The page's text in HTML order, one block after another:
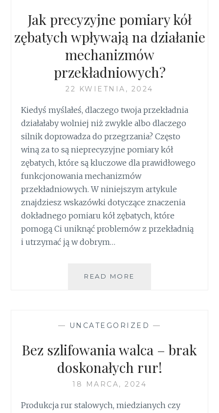
Jak precyzyjne pomiary kół
zębatych wpływają na działanie
mechanizmów
przekładniowych?
22 KWIETNIA, 2024
Kiedyś myślałeś, dlaczego twoja przekładnia
działałaby wolniej niż zwykle albo dlaczego
silnik doprowadza do przegrzania? Często
winą za to są nieprecyzyjne pomiary kół
zębatych, które są kluczowe dla prawidłowego
funkcjonowania mechanizmów
przekładniowych. W niniejszym artykule
znajdziesz wskazówki dotyczące znaczenia
dokładnego pomiaru kół zębatych, które
pomogą Ci uniknąć problemów z przekładnią
i utrzymać ją w dobrym…
READ MORE
WPŁYWAJĄ
DZIAŁANIE
MECHANIZMÓW
— UNCATEGORIZED —
Bez szlifowania walca – brak
doskonałych rur!
18 MARCA, 2024
Produkcja rur stalowych, miedzianych czy